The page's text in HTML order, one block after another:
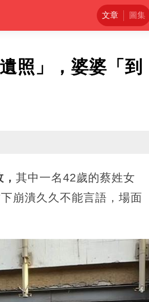
文章 圖集
照」，婆婆「到
其中一名42歲的蔡姓女
崩潰久久不能言語，場面